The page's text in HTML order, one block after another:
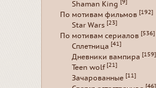
Shaman King [9]
По мотивам фильмов [192]
Star Wars [23]
По мотивам сериалов [536]
Сплетница [41]
Дневники вампира [159]
Teen wolf [21]
Зачарованные [11]
[46]